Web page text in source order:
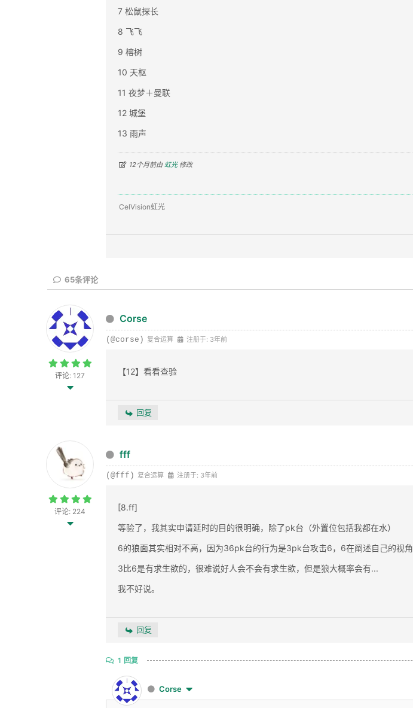
7 松鼠探长
8 飞飞
9 榕树
10 天枢
11 夜梦＋曼联
12 城堡
13 雨声
12个月前由虹光修改
CelVision虹光
65条评论
评论: 127
Corse
(@corse) 复合运算 注册于: 3年前
【12】看看查验
回复
评论: 224
fff
(@fff) 复合运算 注册于: 3年前
[8.ff]
等验了，我其实申请延时的目的很明确，除了pk台（外置位包括我都在水）
6的狼面其实相对不高，因为36pk台的行为是3pk台攻击6，6在阐述自己的视角
3比6是有求生欲的，很难说好人会不会有求生欲，但是狼大概率会有...
我不好说。
回复
1 回复
Corse